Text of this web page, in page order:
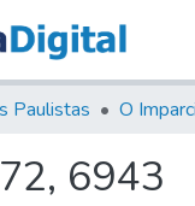
Paulistas O
6943